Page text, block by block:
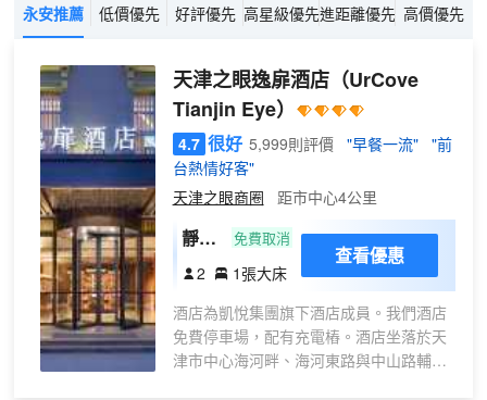
永安推薦 低價優先 好評優先 高星級優先進距離優先 高價優先
天津之眼逸扉酒店（UrCove
Tianjin Eye）
4.7 很好 5,999則評價 "早餐一流"
"前
台熱情好客"
天津之眼商圈
距市中心4公里
靜享
大床
（智
能馬
桶
免費取消
2 1張大床
查看優惠
酒店為凱悅集團旗下酒店成員。我們酒店
免費停車場，配有充電樁。酒店坐落於天
津市中心海河畔、海河東路與中山路輔路